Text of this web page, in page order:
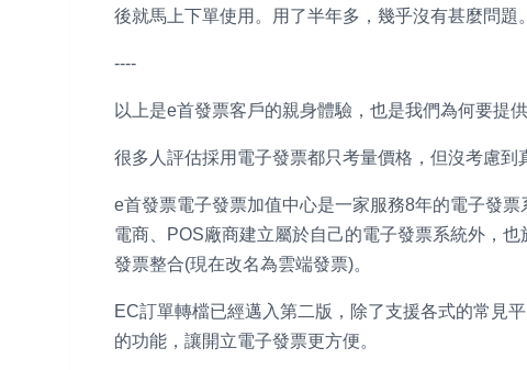
後就馬上下單使用。用了半年多，幾乎沒有甚麼問題。
----
以上是e首發票客戶的親身體驗，也是我們為何要提
很多人評估採用電子發票都只考量價格，但沒考慮到
e首發票電子發票加值中心是一家服務8年的電子發
電商、POS廠商建立屬於自己的電子發票系統外，
發票整合(現在改名為雲端發票)。
EC訂單轉檔已經邁入第二版，除了支援各式的常見
的功能，讓開立電子發票更方便。